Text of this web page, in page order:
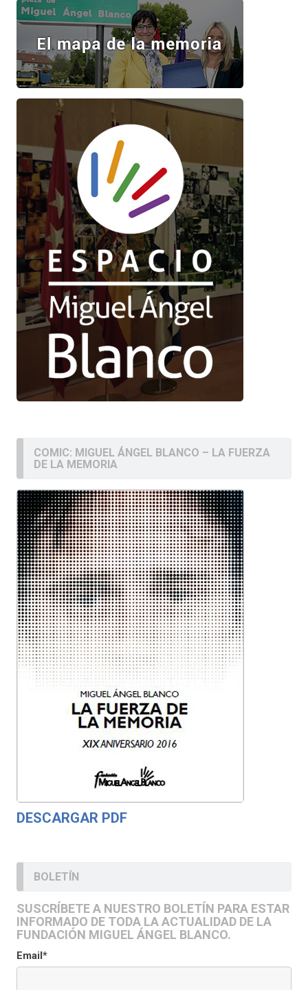
COMIC: MIGUEL ÁNGEL BLANCO – LA FUERZA
DE LA MEMORIA
DESCARGAR PDF
BOLETÍN
SUSCRÍBETE A NUESTRO BOLETÍN PARA ESTAR
INFORMADO DE TODA LA ACTUALIDAD DE LA
FUNDACIÓN MIGUEL ÁNGEL BLANCO.
Email*